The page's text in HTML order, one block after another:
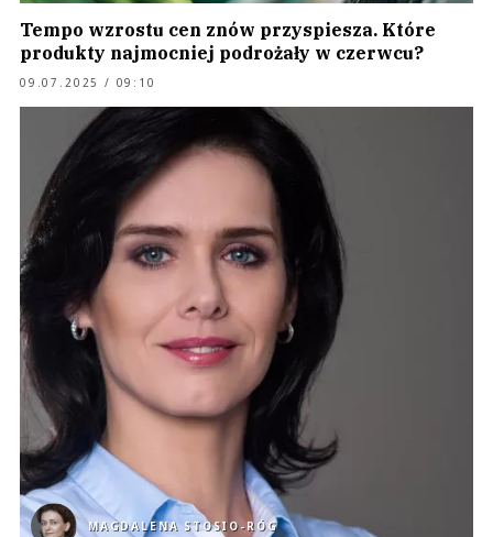
Tempo wzrostu cen znów przyspiesza. Które
produkty najmocniej podrożały w czerwcu?
09.07.2025 / 09:10
MAGDALENA STOSIO-RÓG